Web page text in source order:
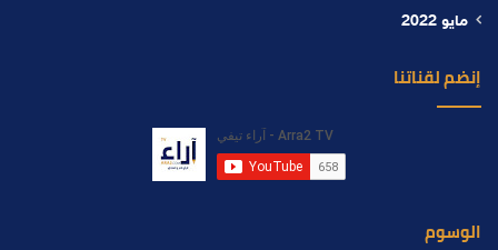
مايو 2022
إنضم لقناتنا
الوسوم